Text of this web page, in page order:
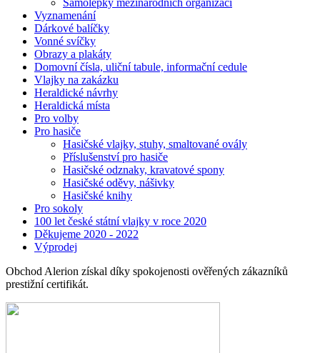
Vyznamenání
Dárkové balíčky
Vonné svíčky
Obrazy a plakáty
Domovní čísla, uliční tabule, informační cedule
Vlajky na zakázku
Heraldické návrhy
Heraldická místa
Pro volby
Pro hasiče
Hasičské vlajky, stuhy, smaltované ovály
Příslušenství pro hasiče
Hasičské odznaky, kravatové spony
Hasičské oděvy, nášivky
Hasičské knihy
Pro sokoly
100 let české státní vlajky v roce 2020
Děkujeme 2020 - 2022
Výprodej
Obchod Alerion získal díky spokojenosti ověřených zákazníků
prestižní certifikát.